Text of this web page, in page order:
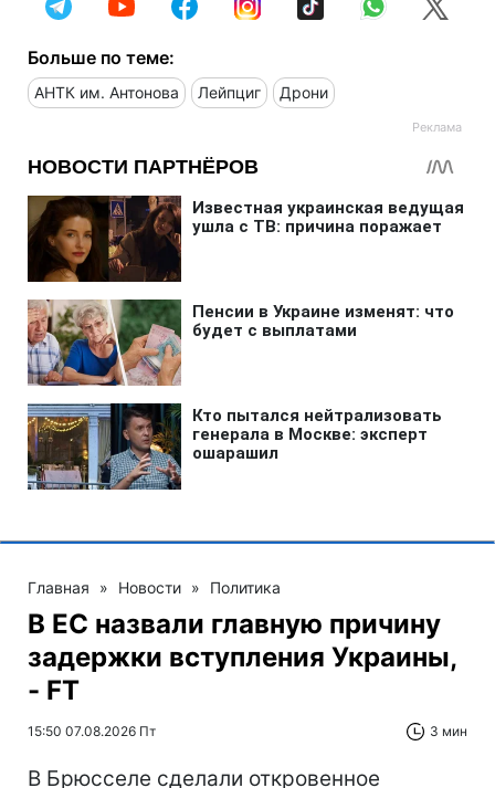
Больше по теме:
АНТК им. Антонова Лейпциг Дрони
Главная » Новости » Политика
В ЕС назвали главную причину
задержки вступления Украины,
- FT
15:50 07.08.2026 Пт 3 мин
В Брюсселе сделали откровенное